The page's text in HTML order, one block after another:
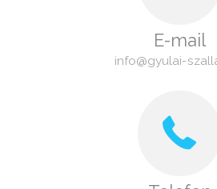
E-mail
info@gyulai-